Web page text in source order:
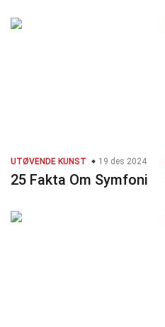
UTØVENDE KUNST 19 des 2024
25 Fakta Om Symfoni